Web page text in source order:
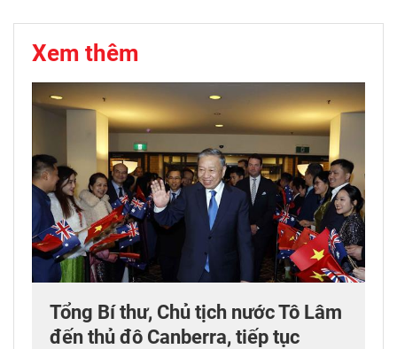
Xem thêm
Tổng Bí thư, Chủ tịch nước Tô Lâm
đến thủ đô Canberra, tiếp tục